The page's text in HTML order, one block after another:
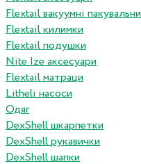
Flextail вакуумні
Flextail килимки
Flextail подушки
Nite Ize аксесуари
Flextail матраци
Litheli насоси
Одяг
DexShell шкарпетки
DexShell рукавички
DexShell шапки